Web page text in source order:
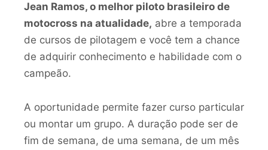
Jean Ramos, o melhor piloto brasileiro de
motocross na atualidade, abre a temporada
de cursos de pilotagem e você tem a chance
de adquirir conhecimento e habilidade com o
campeão.
A oportunidade permite fazer curso particular
ou montar um grupo. A duração pode ser de
fim de semana, de uma semana, de um mês